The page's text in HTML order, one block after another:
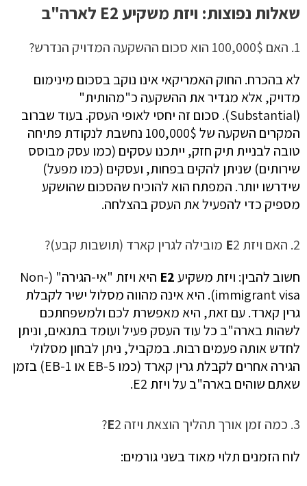
שאלות נפוצות: ויזת משקיע E2 לארה"ב
1. האם 100,000$ הוא סכום ההשקעה המדויק הנדרש?
לא בהכרח. החוק האמריקאי אינו נוקב בסכום מינימום
מדויק, אלא מגדיר את ההשקעה כ"מהותית"
(Substantial). סכום זה יחסי לאופי העסק. בעוד שברוב
המקרים השקעה של 100,000$ נחשבת לנקודת פתיחה
טובה לבניית תיק חזק, ייתכנו עסקים (כמו עסק מבוסס
שירותים) שניתן להקים בפחות, ועסקים (כמו מפעל)
שידרשו יותר. המפתח הוא להוכיח שהסכום שהושקע
מספיק כדי להפעיל את העסק בהצלחה.
2. האם ויזת E2 מובילה לגרין קארד (תושבות קבע)?
חשוב להבין: ויזת משקיעE2
היא ויזת "אי-הגירה" (Non-
immigrant visa). היא אינה מהווה מסלול ישיר לקבלת
גרין קארד. עם זאת, היא מאפשרת לכם ולמשפחתכם
לשהות בארה"ב כל עוד העסק פעיל ועומד בתנאים, וניתן
לחדש אותה פעמים רבות. במקביל, ניתן לבחון מסלולי
הגירה אחרים לקבלת גרין קארד (כמו EB-5 או EB-1) בזמן
שאתם שוהים בארה"ב על ויזת E2.
3. כמה זמן אורך תהליך הוצאת ויזה E2?
לוח הזמנים תלוי מאוד בשני גורמים: